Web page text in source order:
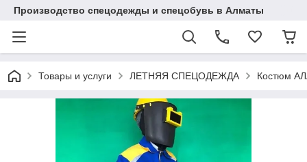
Производство спецодежды и спецобувь в Алматы
Товары и услуги ЛЕТНЯЯ СПЕЦОДЕЖДА Костюм